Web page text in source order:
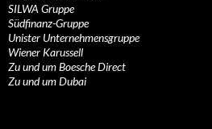
SILWA Gruppe
Südfinanz-Gruppe
Unister Unternehmensgruppe
Wiener Karussell
Zu und um Boesche Direct
Zu und um Dubai